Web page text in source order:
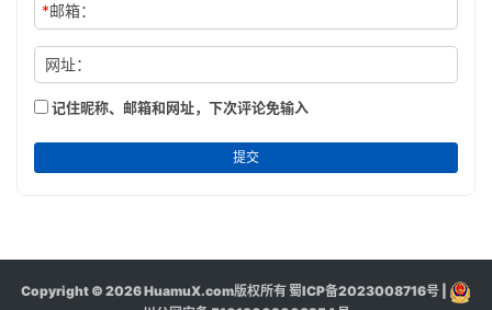
*邮箱：
网址：
记住昵称、邮箱和网址，下次评论免输入
提交
Copyright © 2026 HuamuX.com版权所有蜀ICP备2023008716号